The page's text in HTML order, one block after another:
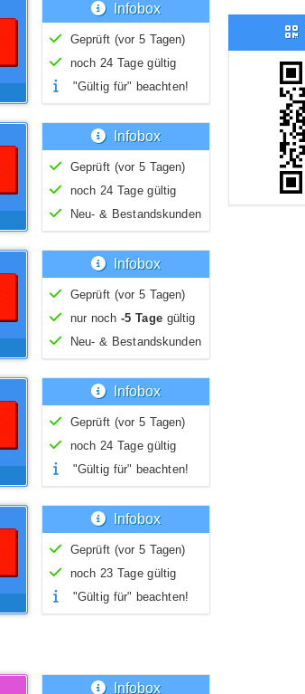
Infobox
Geprüft (vor 5 Tagen)
noch 24 Tage gültig
"Gültig für" beachten!
Infobox
Geprüft (vor 5 Tagen)
noch 24 Tage gültig
Neu- & Bestandskunden
Infobox
Geprüft (vor 5 Tagen)
nur noch-5 Tagegültig
Neu- & Bestandskunden
Infobox
Geprüft (vor 5 Tagen)
noch 24 Tage gültig
"Gültig für" beachten!
Infobox
Geprüft (vor 5 Tagen)
noch 23 Tage gültig
"Gültig für" beachten!
Infobox